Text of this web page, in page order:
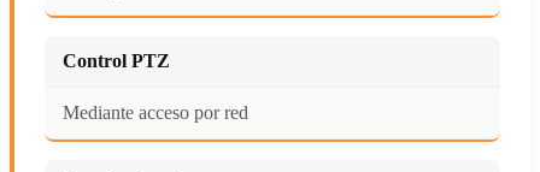
Control PTZ
Mediante acceso por red